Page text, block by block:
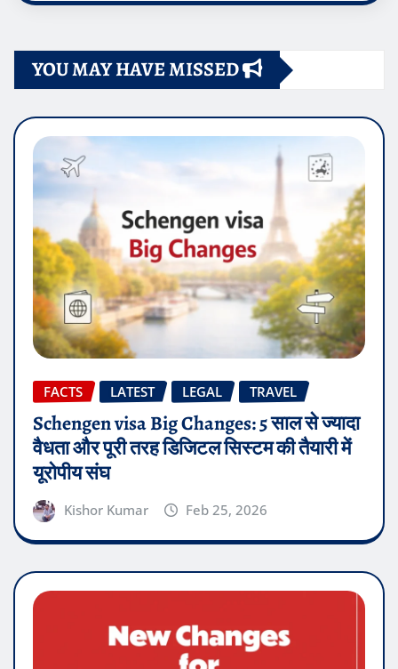
YOU MAY HAVE MISSED
FACTS LATEST LEGAL TRAVEL
Schengen visa Big Changes: 5 साल से ज्यादा
वैधता और पूरी तरह डिजिटल सिस्टम की तैयारी में
यूरोपीय संघ
Kishor Kumar Feb 25, 2026